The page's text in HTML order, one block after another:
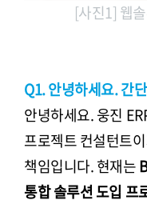
[사진1] 웹
Q1. 안녕하세요. 간
안녕하세요. 웅진
프로젝트 컨설턴트
책임입니다. 현재는
통합 솔루션 도입 프